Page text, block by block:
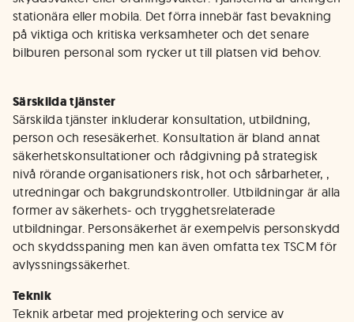
stationära eller mobila. Det förra innebär fast bevakning
på viktiga och kritiska verksamheter och det senare
bilburen personal som rycker ut till platsen vid behov.
Särskilda tjänster
Särskilda tjänster inkluderar konsultation, utbildning,
person och resesäkerhet. Konsultation är bland annat
säkerhetskonsultationer och rådgivning på strategisk
nivå rörande organisationers risk, hot och sårbarheter, ,
utredningar och bakgrundskontroller. Utbildningar är alla
former av säkerhets- och trygghetsrelaterade
utbildningar. Personsäkerhet är exempelvis personskydd
och skyddsspaning men kan även omfatta tex TSCM för
avlyssningssäkerhet.
Teknik
Teknik arbetar med projektering och service av